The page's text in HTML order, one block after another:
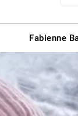
Fabienne